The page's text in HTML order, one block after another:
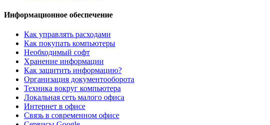
Информационное обеспечение
Как управлять расходами
Как покупать компьютеры
Необходимый софт
Хранение информации
Как защитить информацию?
Организация документооборота
Техника вокруг компьютера
Локальная сеть малого офиса
Интернет в офисе
Связь в современном офисе